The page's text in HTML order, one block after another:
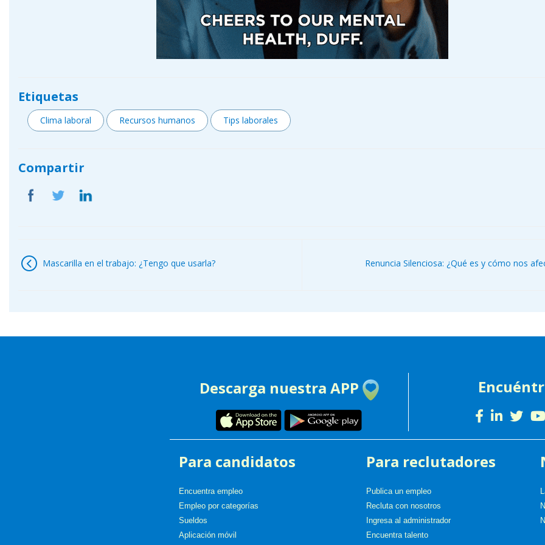
Etiquetas
Clima laboral Recursos humanos Tips laborales
Compartir
de
entradas
Mascarilla en el trabajo: ¿Tengo que usarla? Renuncia Silenciosa: ¿Qué es y cómo nos
Descarga nuestra APP
Para candidatos
Encuentra empleo
Empleo por categorías
Sueldos
Aplicación móvil
Para reclutadores
Publica un empleo
Recluta con nosotros
Ingresa al administrador
Encuentra talento